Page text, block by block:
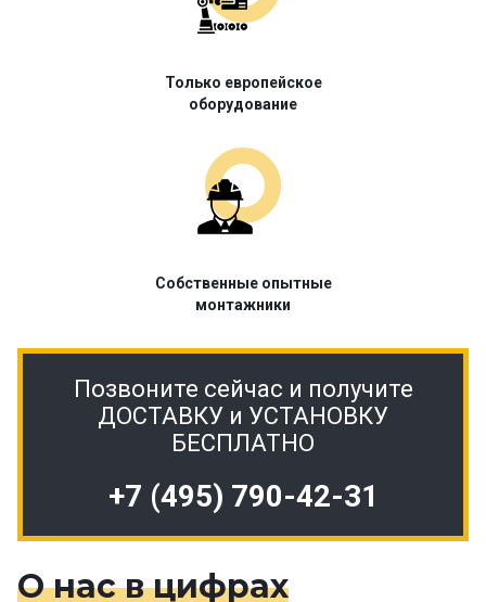
Только европейское
оборудование
Собственные опытные
монтажники
Позвоните сейчас и получите
ДОСТАВКУ и УСТАНОВКУ
БЕСПЛАТНО
+7 (495) 790-42-31
О нас в цифрах